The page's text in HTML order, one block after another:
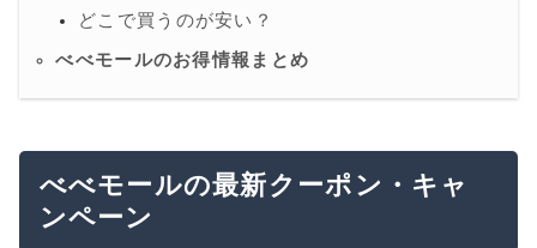
どこで買うのが安い？
べべモールのお得情報まとめ
べべモールの最新クーポン・キャ
ンペーン